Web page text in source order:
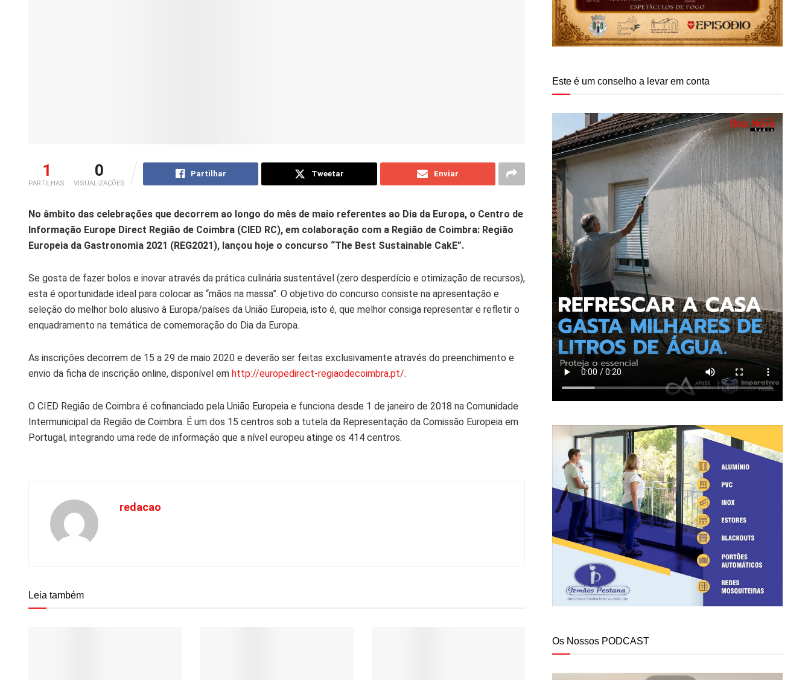
1
PARTILHAS
0
VISUALIZAÇÕES
Partilhar Tweetar Enviar
No âmbito das celebrações que decorrem ao longo do mês de maio referentes ao Dia da Europa, o Centro de
Informação Europe Direct Região de Coimbra (CIED RC), em colaboração com a Região de Coimbra: Região
Europeia da Gastronomia 2021 (REG2021), lançou hoje o concurso “The Best Sustainable CakE”.
Se gosta de fazer bolos e inovar através da prática culinária sustentável (zero desperdício e otimização de recursos),
esta é oportunidade ideal para colocar as “mãos na massa”. O objetivo do concurso consiste na apresentação e
seleção do melhor bolo alusivo à Europa/países da União Europeia, isto é, que melhor consiga representar e refletir o
enquadramento na temática de comemoração do Dia da Europa.
As inscrições decorrem de 15 a 29 de maio 2020 e deverão ser feitas exclusivamente através do preenchimento e
envio da ficha de inscrição online, disponível em http://europedirect-regiaodecoimbra.pt/.
O CIED Região de Coimbra é cofinanciado pela União Europeia e funciona desde 1 de janeiro de 2018 na Comunidade
Intermunicipal da Região de Coimbra. É um dos 15 centros sob a tutela da Representação da Comissão Europeia em
Portugal, integrando uma rede de informação que a nível europeu atinge os 414 centros.
redacao
Leia também
Este é um conselho a levar em conta
Os Nossos PODCAST